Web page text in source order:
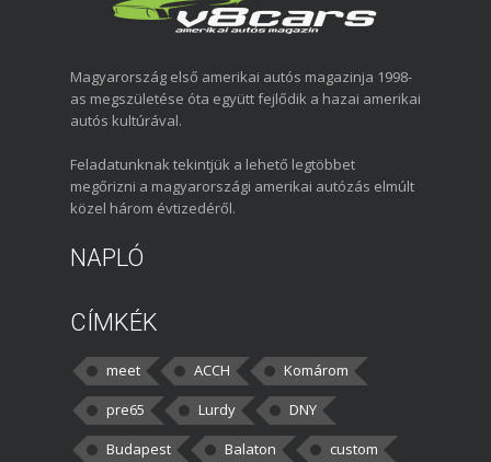
Magyarország első amerikai autós magazinja 1998-
as megszületése óta együtt fejlődik a hazai amerikai
autós kultúrával.
Feladatunknak tekintjük a lehető legtöbbet
megőrizni a magyarországi amerikai autózás elmúlt
közel három évtizedéről.
NAPLÓ
CÍMKÉK
meet ACCH
Komárom
pre65
Lurdy
DNY
Budapest
Balaton custom